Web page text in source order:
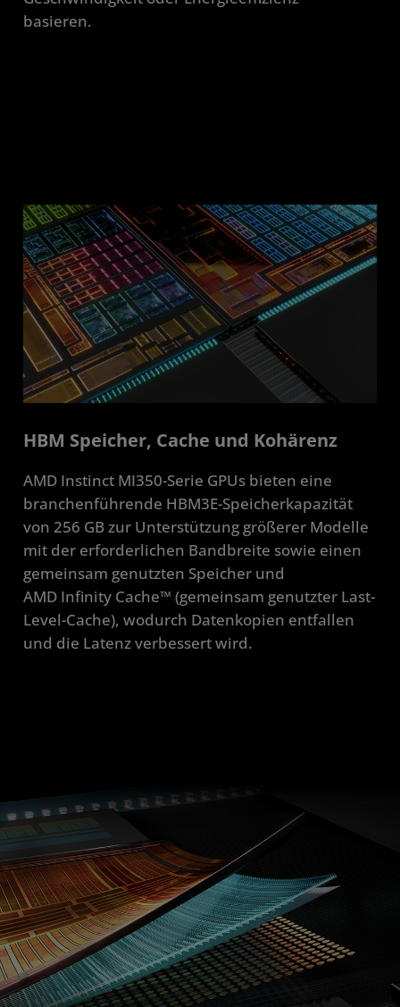
basieren.
HBM Speicher, Cache und Kohärenz
AMD Instinct MI350-Serie GPUs bieten eine
branchenführende HBM3E-Speicherkapazität
von 256 GB zur Unterstützung größerer Modelle
mit der erforderlichen Bandbreite sowie einen
gemeinsam genutzten Speicher und
AMD Infinity Cache™ (gemeinsam genutzter Last-
Level-Cache), wodurch Datenkopien entfallen
und die Latenz verbessert wird.